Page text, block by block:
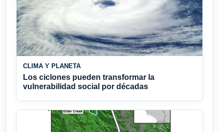
CLIMA Y PLANETA
Los ciclones pueden transformar la
vulnerabilidad social por décadas